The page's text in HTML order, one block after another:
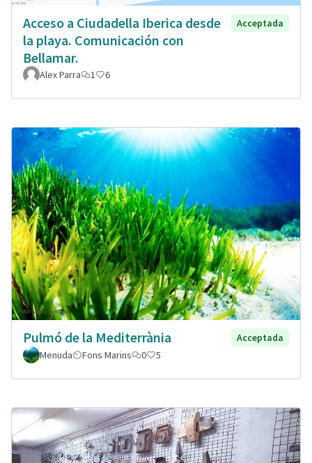
Acceso a Ciudadella Iberica desde
la playa. Comunicación con
Bellamar.
Acceptada
Alex Parra 1 6
Pulmó de la Mediterrània
Acceptada
Menuda
Fons Marins 0 5